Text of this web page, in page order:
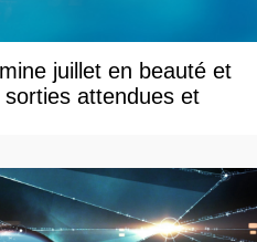
juillet en beauté et
attendues et